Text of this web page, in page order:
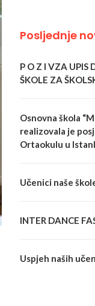
Posljednje
P O Z I VZA UPIS
ŠKOLE ZA
Osnovna škola
realizovala je
Ortaokulu u
Učenici naše
INTER DANCE
Uspjeh naših